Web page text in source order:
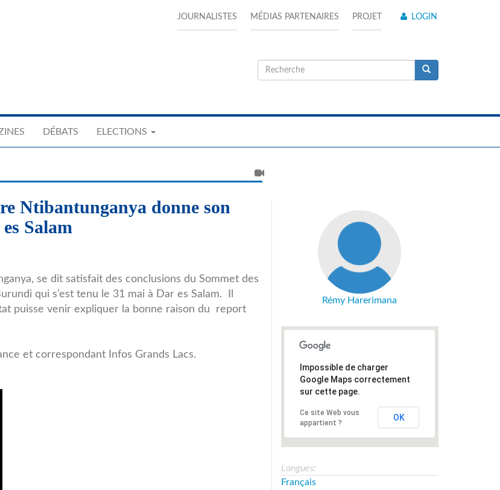
JOURNALISTES MÉDIAS PARTENAIRES PROJET LOGIN
Formulaire
recherche
DÉBATS ELECTIONS
Ntibantunganya donne son
Salam
se dit satisfait des conclusions du Sommet des
qui s’est tenu le 31 mai à Dar es Salam. Il
puisse venir expliquer la bonne raison du report
et correspondant Infos Grands Lacs.
Rémy Harerimana
Impossible de charger
Google Maps correctement
sur cette page.
Ce site Web vous
appartient ?
OK
Langues:
Français